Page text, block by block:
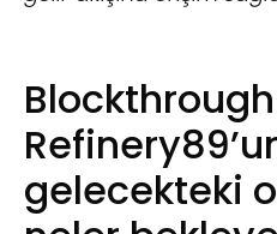
gelecekteki